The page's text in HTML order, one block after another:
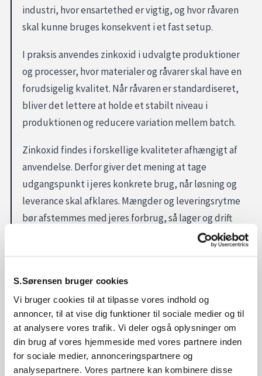
S.Sørensen bruger cookies
Vi bruger cookies til at tilpasse vores indhold og
annoncer, til at vise dig funktioner til sociale medier og til
at analysere vores trafik. Vi deler også oplysninger om
din brug af vores hjemmeside med vores partnere inden
for sociale medier, annonceringspartnere og
analysepartnere. Vores partnere kan kombinere disse
industri, hvor ensartethed er vigtig, og hvor råvaren
skal kunne bruges konsekvent i et fast setup.
I praksis anvendes zinkoxid i udvalgte produktioner
og processer, hvor materialer og råvarer skal have en
forudsigelig kvalitet. Når råvaren er standardiseret,
bliver det lettere at holde et stabilt niveau i
produktionen og reducere variation mellem batch.
Zinkoxid findes i forskellige kvaliteter afhængigt af
anvendelse. Derfor giver det mening at tage
udgangspunkt i jeres konkrete brug, når løsning og
leverance skal afklares. Mængder og leveringsrytme
bør afstemmes med jeres forbrug, så lager og drift
hænger sammen, og dokumentation kan indgå i jeres
Skal I bruge zinkoxid?
Hvis zinkoxid indgår i jeres proces eller produktion,
hjælper S. Sørensen med at afklare kvalitet og
leverance, så det passer til jeres rutiner og forbrug. Få
B2B-aftale hos S. Sørensen.